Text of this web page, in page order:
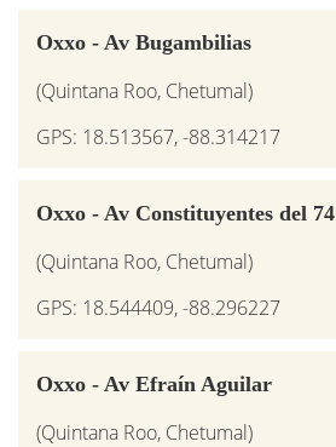
Oxxo - Av Bugambilias
(Quintana Roo, Chetumal)
GPS: 18.513567, -88.314217
Oxxo - Av Constituyentes del 74
(Quintana Roo, Chetumal)
GPS: 18.544409, -88.296227
Oxxo - Av Efraín Aguilar
(Quintana Roo, Chetumal)